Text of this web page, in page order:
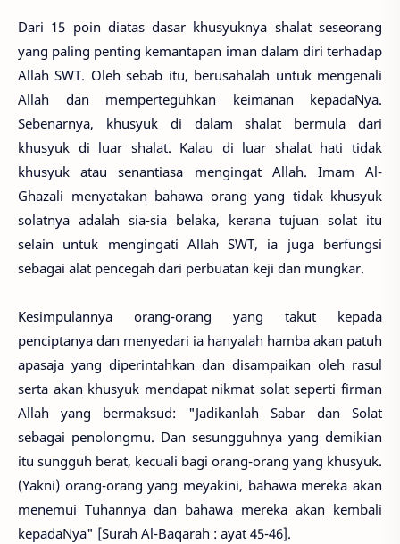
Dari 15 poin diatas dasar khusyuknya shalat seseorang
yang paling penting kemantapan iman dalam diri terhadap
Allah SWT. Oleh sebab itu, berusahalah untuk mengenali
Allah dan memperteguhkan keimanan kepadaNya.
Sebenarnya, khusyuk di dalam shalat bermula dari
khusyuk di luar shalat. Kalau di luar shalat hati tidak
khusyuk atau senantiasa mengingat Allah. Imam Al-
Ghazali menyatakan bahawa orang yang tidak khusyuk
solatnya adalah sia-sia belaka, kerana tujuan solat itu
selain untuk mengingati Allah SWT, ia juga berfungsi
sebagai alat pencegah dari perbuatan keji dan mungkar.
Kesimpulannya orang-orang yang takut kepada
penciptanya dan menyedari ia hanyalah hamba akan patuh
apasaja yang diperintahkan dan disampaikan oleh rasul
serta akan khusyuk mendapat nikmat solat seperti firman
Allah yang bermaksud: "Jadikanlah Sabar dan Solat
sebagai penolongmu. Dan sesungguhnya yang demikian
itu sungguh berat, kecuali bagi orang-orang yang khusyuk.
(Yakni) orang-orang yang meyakini, bahawa mereka akan
menemui Tuhannya dan bahawa mereka akan kembali
kepadaNya" [Surah Al-Baqarah : ayat 45-46].